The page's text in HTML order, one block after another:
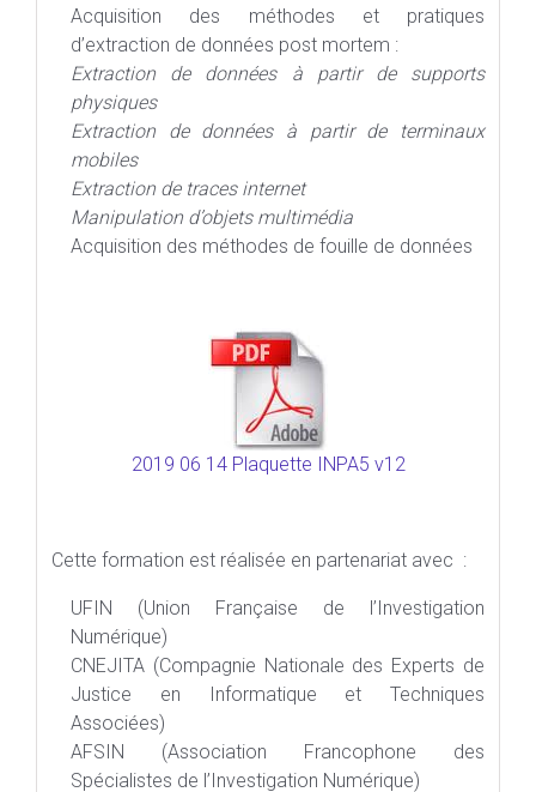
Acquisition des méthodes et pratiques
d’extraction de données post mortem :
Extraction de données à partir de supports
physiques
Extraction de données à partir de terminaux
mobiles
Extraction de traces internet
Manipulation d’objets multimédia
Acquisition des méthodes de fouille de données
2019 06 14 Plaquette INPA5 v12
Cette formation est réalisée en partenariat avec :
UFIN (Union Française de l’Investigation
Numérique)
CNEJITA (Compagnie Nationale des Experts de
Justice en Informatique et Techniques
Associées)
AFSIN (Association Francophone des
Spécialistes de l’Investigation Numérique)